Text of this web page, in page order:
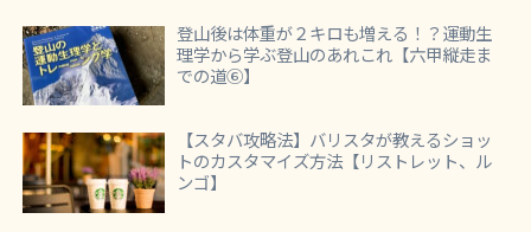
登山後は体重が２キロも増える！？運動生
理学から学ぶ登山のあれこれ【六甲縦走ま
での道⑥】
【スタバ攻略法】バリスタが教えるショッ
トのカスタマイズ方法【リストレット、ル
ンゴ】